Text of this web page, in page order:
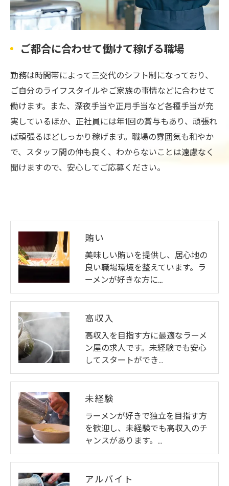
ご都合に合わせて働けて稼げる職場
勤務は時間帯によって三交代のシフト制になっており、
ご自分のライフスタイルやご家族の事情などに合わせて
働けます。また、深夜手当や正月手当など各種手当が充
実しているほか、正社員には年1回の賞与もあり、頑張れ
ば頑張るほどしっかり稼げます。職場の雰囲気も和やか
で、スタッフ間の仲も良く、わからないことは遠慮なく
聞けますので、安心してご応募ください。
賄い
美味しい賄いを提供し、居心地の
良い職場環境を整えています。ラ
ーメンが好きな方に…
高収入
高収入を目指す方に最適なラーメ
ン屋の求人です。未経験でも安心
してスタートができ…
未経験
ラーメンが好きで独立を目指す方
を歓迎し、未経験でも高収入のチ
ャンスがあります。…
アルバイト
お問い合わせはこちら